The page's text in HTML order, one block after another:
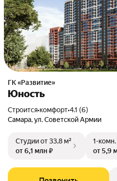
ГК «Развитие»
Юность
Строится•комфорт•4.1 (6)
Самара, ул. Советской Армии
Студииот 33,8 м²
от 6,1 млн ₽
1-комн.
от 5,9